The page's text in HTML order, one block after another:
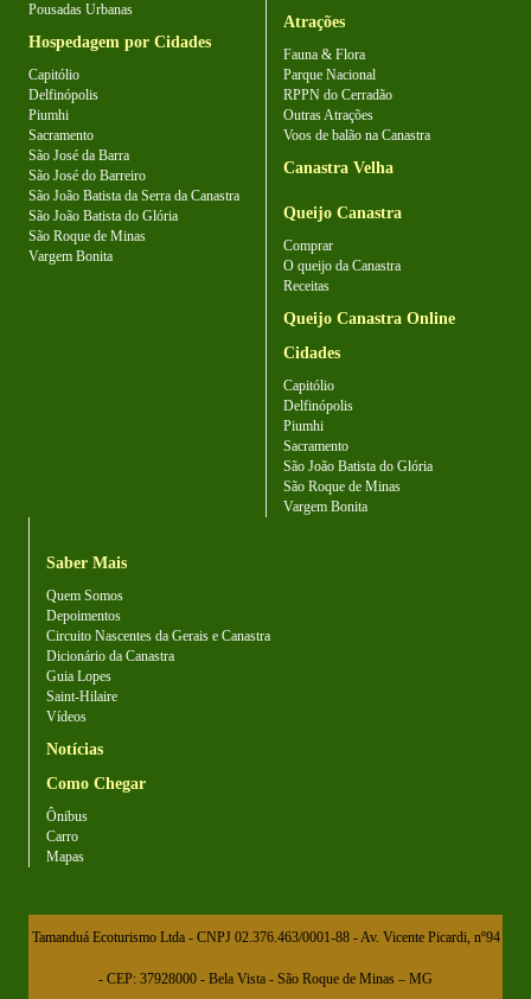
Pousadas Urbanas
Hospedagem por Cidades
Capitólio
Delfinópolis
Piumhi
Sacramento
São José da Barra
São José do Barreiro
São João Batista da Serra da Canastra
São João Batista do Glória
São Roque de Minas
Vargem Bonita
Atrações
Fauna & Flora
Parque Nacional
RPPN do Cerradão
Outras Atrações
Voos de balão na Canastra
Canastra Velha
Queijo Canastra
Comprar
O queijo da Canastra
Receitas
Queijo Canastra Online
Cidades
Capitólio
Delfinópolis
Piumhi
Sacramento
São João Batista do Glória
São Roque de Minas
Vargem Bonita
Saber Mais
Quem Somos
Depoimentos
Circuito Nascentes da Gerais e Canastra
Dicionário da Canastra
Guia Lopes
Saint-Hilaire
Vídeos
Notícias
Como Chegar
Ônibus
Carro
Mapas
Tamanduá Ecoturismo Ltda - CNPJ 02.376.463/0001-88 - Av. Vicente Picardi, nº94
- CEP: 37928000 - Bela Vista - São Roque de Minas – MG